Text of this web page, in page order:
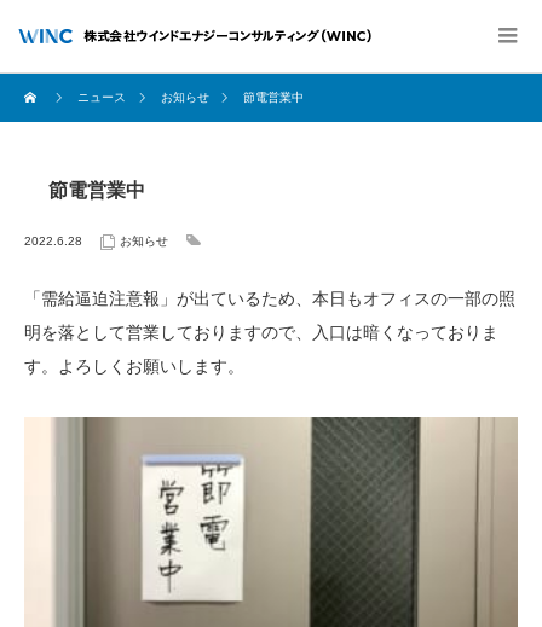
ニュース お知らせ 節電営業中
節電営業中
2022.6.28 お知らせ
「需給逼迫注意報」が出ているため、本日もオフィスの一部の照
明を落として営業しておりますので、入口は暗くなっておりま
す。よろしくお願いします。